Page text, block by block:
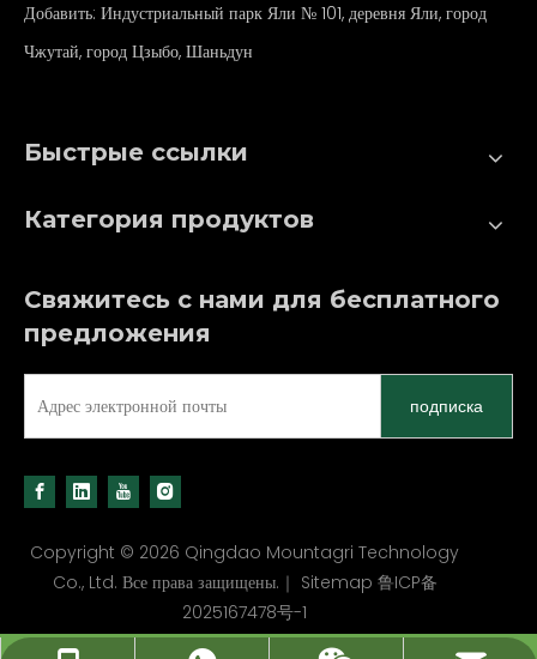
Добавить: Индустриальный парк Яли № 101, деревня Яли, город
Чжутай, город Цзыбо, Шаньдун
Быстрые ссылки
Категория продуктов
Свяжитесь с нами для бесплатного
предложения
подписка
Copyright © 2026 Qingdao Mountagri Technology
Co., Ltd. Все права защищены.｜ Sitemap 鲁ICP备
2025167478号-1